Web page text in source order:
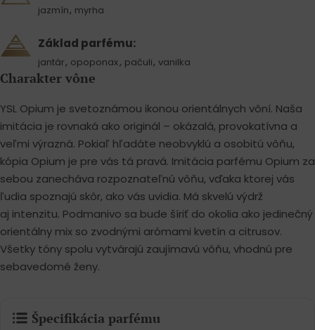
jazmín, myrha
Základ parfému:
jantár, opoponax, pačuli, vanilka
Charakter vône
YSL Opium je svetoznámou ikonou orientálnych vôní. Naša
imitácia je rovnaká ako originál – okázalá, provokatívna a
veľmi výrazná. Pokiaľ hľadáte neobvyklú a osobitú vôňu,
kópia Opium je pre vás tá pravá. Imitácia parfému Opium za
sebou zanecháva rozpoznateľnú vôňu, vďaka ktorej vás
ľudia spoznajú skôr, ako vás uvidia. Má skvelú výdrž
aj intenzitu. Podmanivo sa bude šíriť do okolia ako jedinečný
orientálny mix so zvodnými arómami kvetín a citrusov.
Všetky tóny spolu vytvárajú zaujímavú vôňu, vhodnú pre
sebavedomé ženy.
Špecifikácia parfému